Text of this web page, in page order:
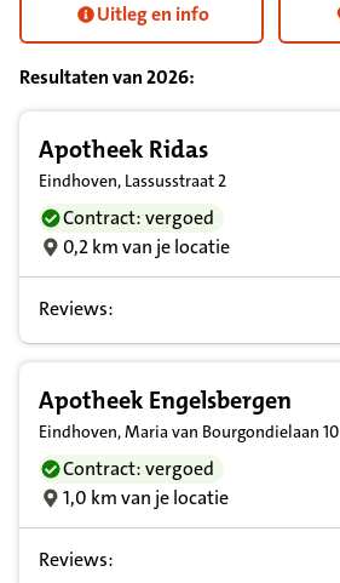
Uitleg en info
Resultaten van2026:
Apotheek Ridas
Eindhoven, Lassusstraat 2
Contract: vergoed
0,2 km van je locatie
Reviews:
Apotheek Engelsbergen
Eindhoven, Maria van Bourgondielaan 10
Contract: vergoed
1,0 km van je locatie
Reviews: